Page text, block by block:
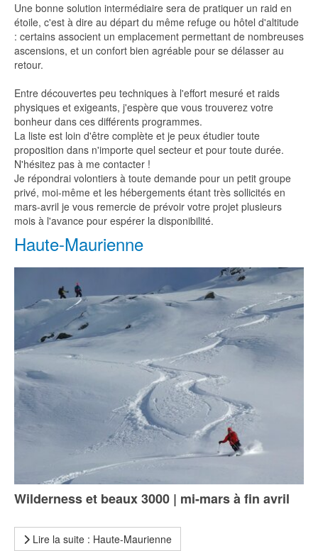
Une bonne solution intermédiaire sera de pratiquer un raid en
étoile, c'est à dire au départ du même refuge ou hôtel d'altitude
: certains associent un emplacement permettant de nombreuses
ascensions, et un confort bien agréable pour se délasser au
retour.
Entre découvertes peu techniques à l'effort mesuré et raids
physiques et exigeants, j'espère que vous trouverez votre
bonheur dans ces différents programmes.
La liste est loin d'être complète et je peux étudier toute
proposition dans n'importe quel secteur et pour toute durée.
N'hésitez pas à me contacter !
Je répondrai volontiers à toute demande pour un petit groupe
privé, moi-même et les hébergements étant très sollicités en
mars-avril je vous remercie de prévoir votre projet plusieurs
mois à l'avance pour espérer la disponibilité.
Haute-Maurienne
Wilderness et beaux 3000 | mi-mars à fin avril
Lire la suite : Haute-Maurienne